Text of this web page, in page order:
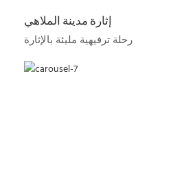
إثارة مدينة الملاهي
رحلة ترفيهية مليئة بالإثارة